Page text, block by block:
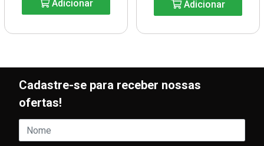
Adicionar Adicionar
Cadastre-se para receber nossas
ofertas!